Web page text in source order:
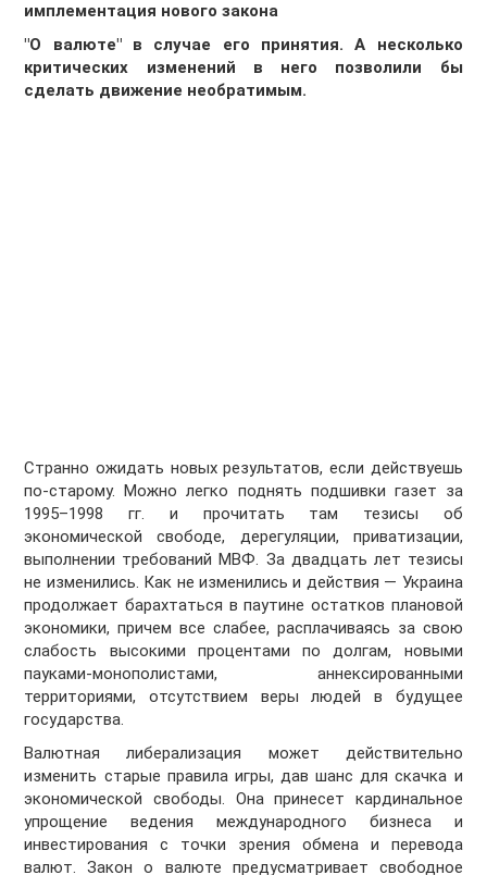
имплементация нового закона
"О валюте" в случае его принятия. А несколько
критических изменений в него позволили бы
сделать движение необратимым.
Странно ожидать новых результатов, если действуешь
по-старому. Можно легко поднять подшивки газет за
1995–1998 гг. и прочитать там тезисы об
экономической свободе, дерегуляции, приватизации,
выполнении требований МВФ. За двадцать лет тезисы
не изменились. Как не изменились и действия — Украина
продолжает барахтаться в паутине остатков плановой
экономики, причем все слабее, расплачиваясь за свою
слабость высокими процентами по долгам, новыми
пауками-монополистами, аннексированными
территориями, отсутствием веры людей в будущее
государства.
Валютная либерализация может действительно
изменить старые правила игры, дав шанс для скачка и
экономической свободы. Она принесет кардинальное
упрощение ведения международного бизнеса и
инвестирования с точки зрения обмена и перевода
валют. Закон о валюте предусматривает свободное